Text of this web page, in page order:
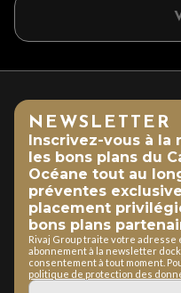
NEWSLETTER
Inscrivez-vous à la
les bons plans du
Océane tout au
préventes
placement
bons plans
Rivaj Group traite votre
abonnement à la newsletter
consentement à tout moment.
politique de protection des